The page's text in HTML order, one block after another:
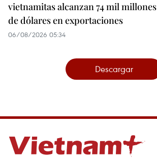
vietnamitas alcanzan 74 mil millones
de dólares en exportaciones
06/08/2026 05:34
Descargar